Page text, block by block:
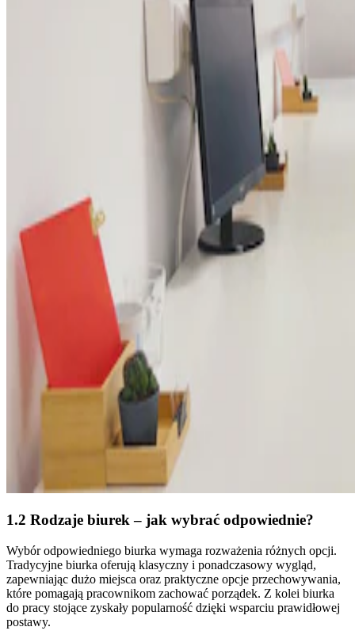
1.2 Rodzaje biurek – jak wybrać odpowiednie?
Wybór odpowiedniego biurka wymaga rozważenia różnych opcji.
Tradycyjne biurka oferują klasyczny i ponadczasowy wygląd,
zapewniając dużo miejsca oraz praktyczne opcje przechowywania,
które pomagają pracownikom zachować porządek. Z kolei biurka
do pracy stojące zyskały popularność dzięki wsparciu prawidłowej
postawy.